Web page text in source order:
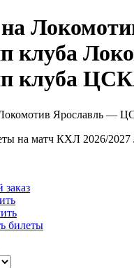
Ярославль —
на матч КХЛ 2026/
заказ
билеты